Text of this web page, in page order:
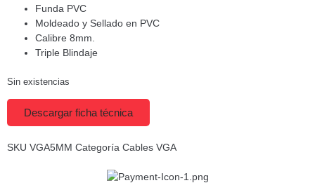
Funda PVC
Moldeado y Sellado en PVC
Calibre 8mm.
Triple Blindaje
Sin existencias
Descargar ficha técnica
SKU VGA5MM Categoría Cables VGA